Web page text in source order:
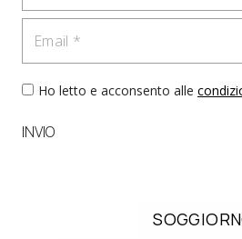
Ho letto e acconsento alle
INVIO